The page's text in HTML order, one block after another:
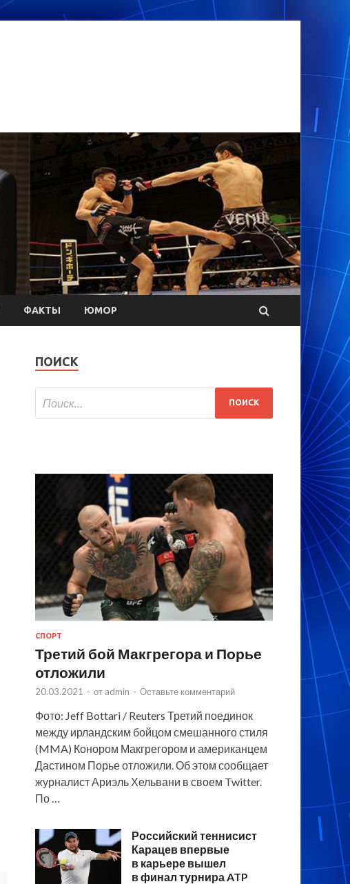
ФАКТЫ ЮМОР
ПОИСК
СПОРТ
Третий бой Макгрегора и Порье
отложили
20.03.2021 - от admin - Оставьте комментарий
Фото: Jeff Bottari / Reuters Третий поединок
между ирландским бойцом смешанного стиля
(MMA) Конором Макгрегором и американцем
Дастином Порье отложили. Об этом сообщает
журналист Ариэль Хельвани в своем Twitter.
По …
Российский теннисист
Карацев впервые
в карьере вышел
в финал турнира ATP